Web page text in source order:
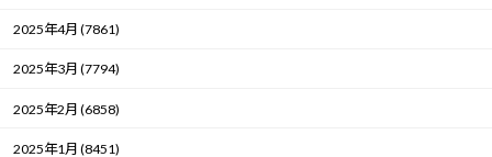
2025年4月 (7861)
2025年3月 (7794)
2025年2月 (6858)
2025年1月 (8451)